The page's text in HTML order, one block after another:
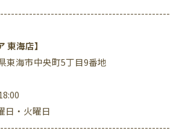
東海店】
海市中央町5丁目9番地
・火曜日